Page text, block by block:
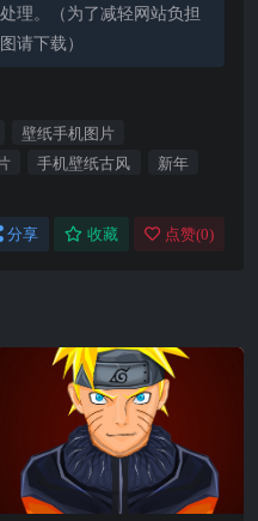
理。（为了减轻网站负担
请下载）
壁纸手机图片
手机壁纸古风
新年
分享 收藏 点赞(0)